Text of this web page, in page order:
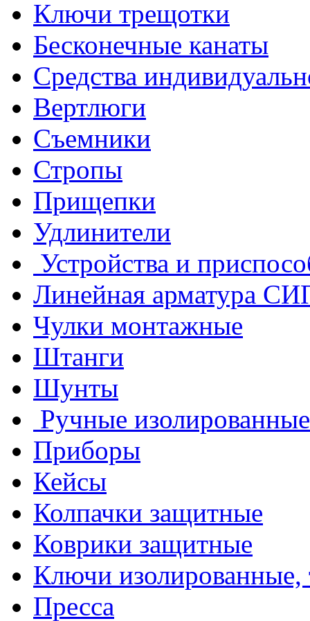
Ключи трещотки
Бесконечные канаты
Средства
Вертлюги
Съемники
Стропы
Прищепки
Удлинители
Устройства и
Линейная арматура
Чулки монтажные
Штанги
Шунты
Ручные
Приборы
Кейсы
Колпачки защитные
Коврики защитные
Ключи изолированные,
Пресса